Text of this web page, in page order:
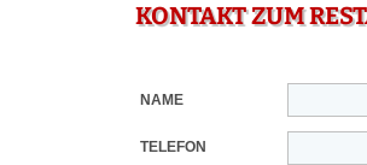
KONTAKT ZUM
NAME
TELEFON